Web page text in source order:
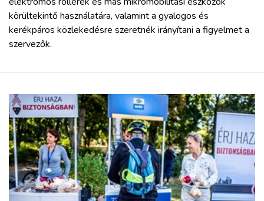
körültekintő használatára, valamint a gyalogos és
kerékpáros közlekedésre szeretnék irányítani a figyelmet a
szervezők.